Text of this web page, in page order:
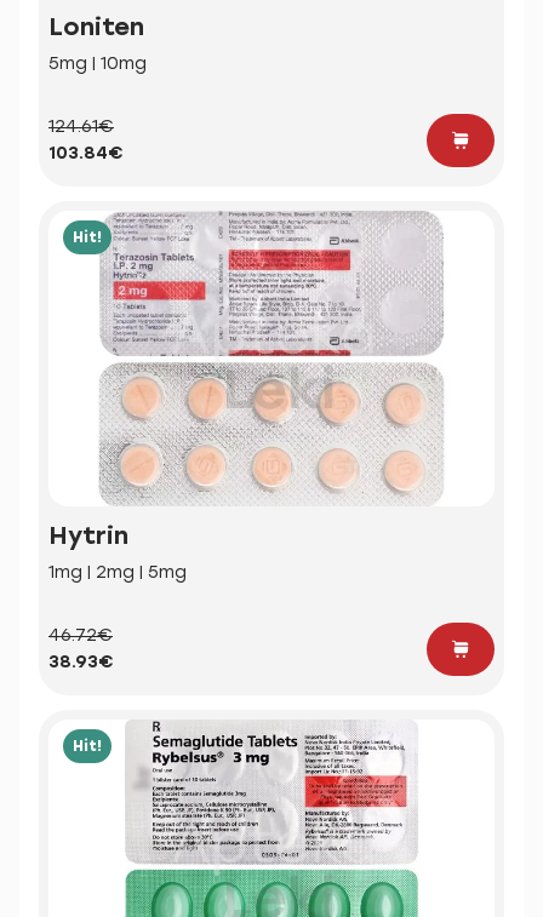
Loniten
5mg | 10mg
124.61€
103.84€
Hit!
Hytrin
1mg | 2mg | 5mg
46.72€
38.93€
Hit!